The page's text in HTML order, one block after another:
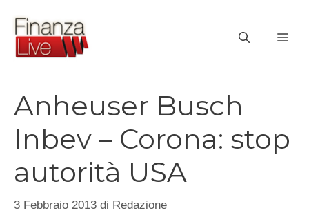
contenuto
Anheuser Busch
Inbev – Corona: stop
autorità USA
3 Febbraio 2013 di Redazione